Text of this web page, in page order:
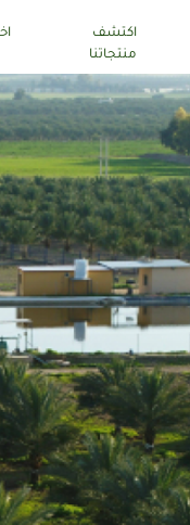
اكتشف
منتجاتنا